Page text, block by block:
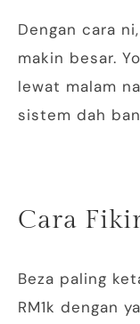
Dengan cara
makin besar.
lewat malam
sistem dah
Cara
Beza paling
RM1k dengan